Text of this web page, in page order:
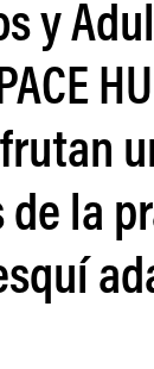
y
y
de la